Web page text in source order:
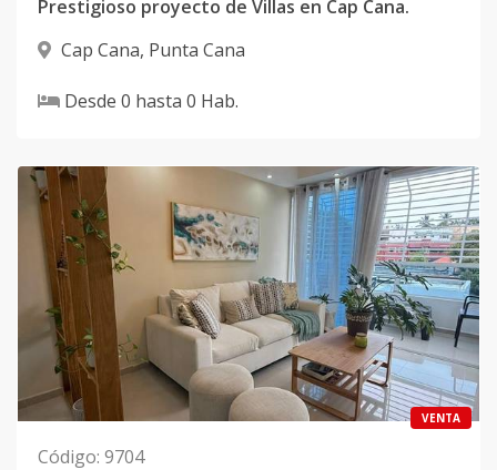
Prestigioso proyecto de Villas en Cap Cana.
Cap Cana, Punta Cana
Desde 0 hasta 0 Hab.
VENTA
Código: 9704